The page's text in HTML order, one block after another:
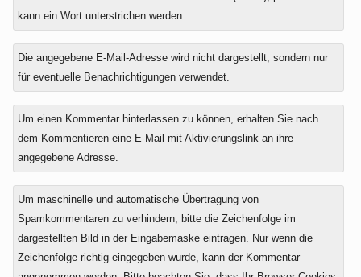
kann ein Wort unterstrichen werden.
Die angegebene E-Mail-Adresse wird nicht dargestellt, sondern nur
für eventuelle Benachrichtigungen verwendet.
Um einen Kommentar hinterlassen zu können, erhalten Sie nach
dem Kommentieren eine E-Mail mit Aktivierungslink an ihre
angegebene Adresse.
Um maschinelle und automatische Übertragung von
Spamkommentaren zu verhindern, bitte die Zeichenfolge im
dargestellten Bild in der Eingabemaske eintragen. Nur wenn die
Zeichenfolge richtig eingegeben wurde, kann der Kommentar